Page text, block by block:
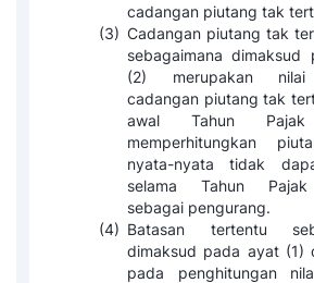
cadangan piutang tak
(3) Cadangan piutang tak
sebagaimana dimaksud
(2) merupakan
cadangan piutang tak
awal Tahun Pajak
memperhitungkan
nyata-nyata tidak
selama Tahun
sebagai pengurang.
(4) Batasan tertentu
dimaksud pada ayat (1)
pada penghitungan